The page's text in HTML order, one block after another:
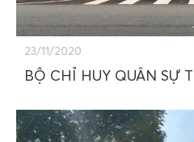
23/11/2020
BỘ CHỈ HUY QUÂN SỰ